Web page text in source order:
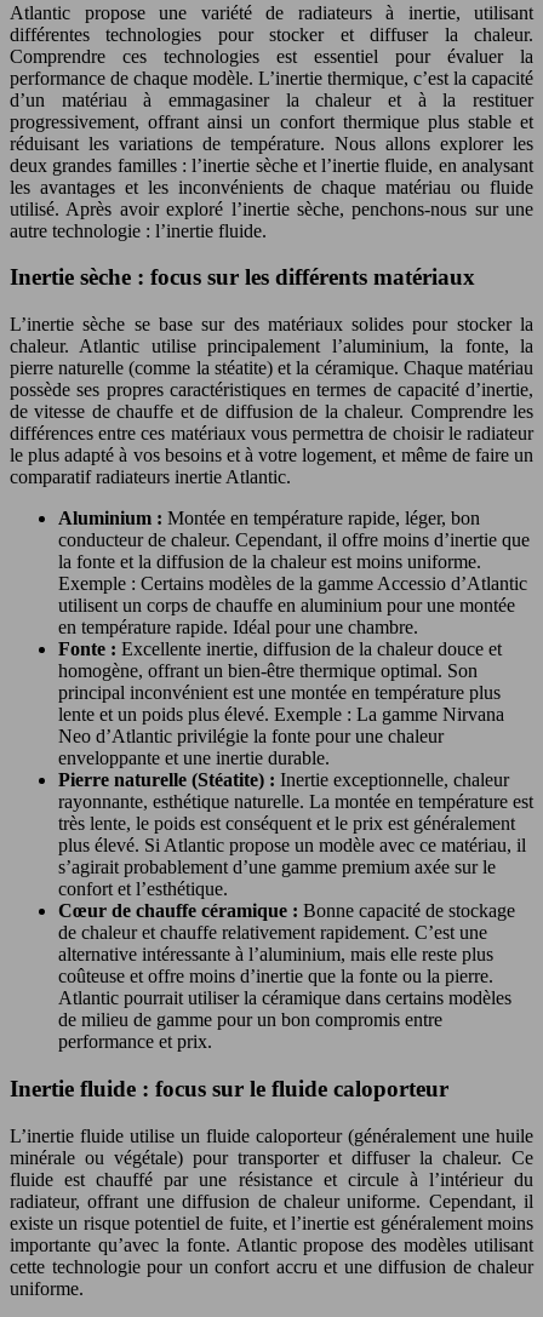
Atlantic propose une variété de radiateurs à inertie, utilisant
différentes technologies pour stocker et diffuser la chaleur.
Comprendre ces technologies est essentiel pour évaluer la
performance de chaque modèle. L’inertie thermique, c’est la capacité
d’un matériau à emmagasiner la chaleur et à la restituer
progressivement, offrant ainsi un confort thermique plus stable et
réduisant les variations de température. Nous allons explorer les
deux grandes familles : l’inertie sèche et l’inertie fluide, en analysant
les avantages et les inconvénients de chaque matériau ou fluide
utilisé. Après avoir exploré l’inertie sèche, penchons-nous sur une
autre technologie : l’inertie fluide.
Inertie sèche : focus sur les différents matériaux
L’inertie sèche se base sur des matériaux solides pour stocker la
chaleur. Atlantic utilise principalement l’aluminium, la fonte, la
pierre naturelle (comme la stéatite) et la céramique. Chaque matériau
possède ses propres caractéristiques en termes de capacité d’inertie,
de vitesse de chauffe et de diffusion de la chaleur. Comprendre les
différences entre ces matériaux vous permettra de choisir le radiateur
le plus adapté à vos besoins et à votre logement, et même de faire un
comparatif radiateurs inertie Atlantic.
Aluminium : Montée en température rapide, léger, bon
conducteur de chaleur. Cependant, il offre moins d’inertie que
la fonte et la diffusion de la chaleur est moins uniforme.
Exemple : Certains modèles de la gamme Accessio d’Atlantic
utilisent un corps de chauffe en aluminium pour une montée
en température rapide. Idéal pour une chambre.
Fonte : Excellente inertie, diffusion de la chaleur douce et
homogène, offrant un bien-être thermique optimal. Son
principal inconvénient est une montée en température plus
lente et un poids plus élevé. Exemple : La gamme Nirvana
Neo d’Atlantic privilégie la fonte pour une chaleur
enveloppante et une inertie durable.
Pierre naturelle (Stéatite) : Inertie exceptionnelle, chaleur
rayonnante, esthétique naturelle. La montée en température est
très lente, le poids est conséquent et le prix est généralement
plus élevé. Si Atlantic propose un modèle avec ce matériau, il
s’agirait probablement d’une gamme premium axée sur le
confort et l’esthétique.
Cœur de chauffe céramique : Bonne capacité de stockage
de chaleur et chauffe relativement rapidement. C’est une
alternative intéressante à l’aluminium, mais elle reste plus
coûteuse et offre moins d’inertie que la fonte ou la pierre.
Atlantic pourrait utiliser la céramique dans certains modèles
de milieu de gamme pour un bon compromis entre
performance et prix.
Inertie fluide : focus sur le fluide caloporteur
L’inertie fluide utilise un fluide caloporteur (généralement une huile
minérale ou végétale) pour transporter et diffuser la chaleur. Ce
fluide est chauffé par une résistance et circule à l’intérieur du
radiateur, offrant une diffusion de chaleur uniforme. Cependant, il
existe un risque potentiel de fuite, et l’inertie est généralement moins
importante qu’avec la fonte. Atlantic propose des modèles utilisant
cette technologie pour un confort accru et une diffusion de chaleur
uniforme.